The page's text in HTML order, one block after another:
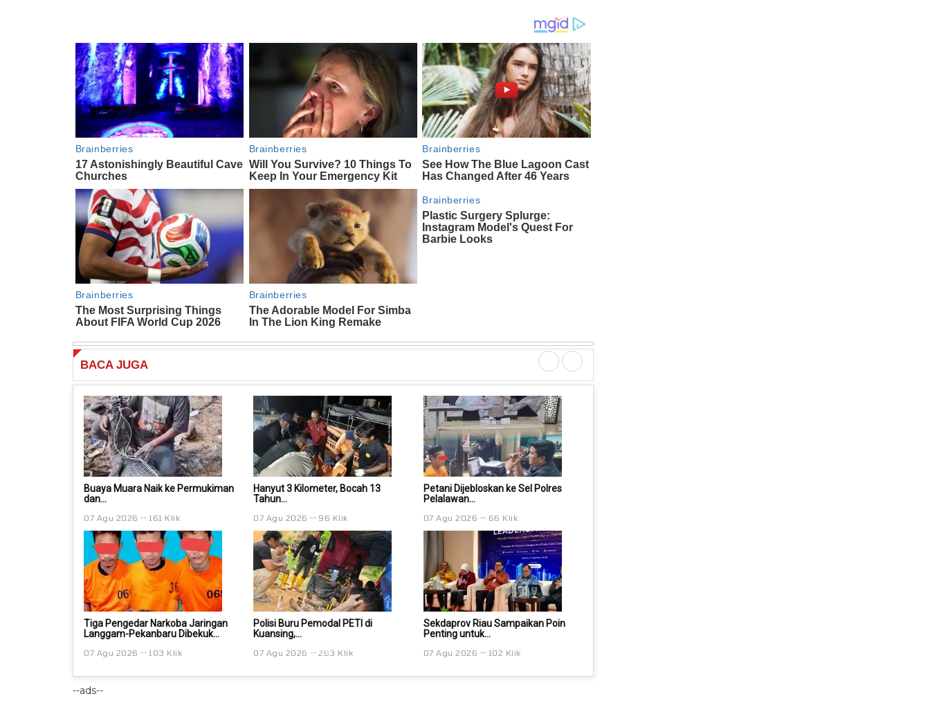
BACA JUGA
Buaya Muara Naik ke Permukiman
dan...
07 Agu 2026 161 Klik
Hanyut 3 Kilometer, Bocah 13
Tahun...
07 Agu 2026 96 Klik
Petani Dijebloskan ke Sel Polres
Pelalawan...
07 Agu 2026 66 Klik
Tiga Pengedar Narkoba Jaringan
Langgam-Pekanbaru Dibekuk...
07 Agu 2026 103 Klik
Polisi Buru Pemodal PETI di
Kuansing,...
07 Agu 2026 283 Klik
Sekdaprov Riau Sampaikan Poin
Penting untuk...
07 Agu 2026 102 Klik
--ads--